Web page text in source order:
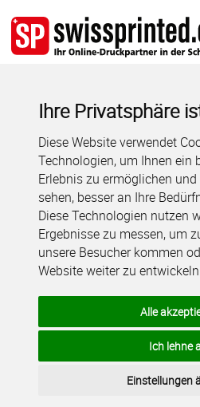
Ihre Privatsphäre
Diese Website verwendet
Technologien, um Ihnen ein
Erlebnis zu ermöglichen
sehen, besser an Ihre
Diese Technologien nutzen
Ergebnisse zu messen, um
unsere Besucher kommen
Website weiter zu
Alle
Ich lehne
Einstellungen